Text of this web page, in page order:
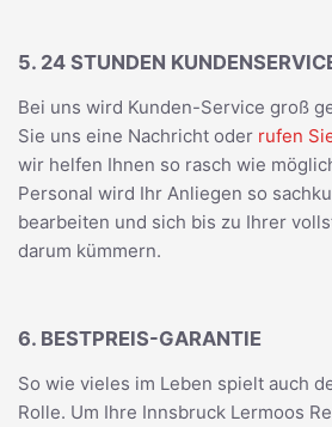
5. 24 STUNDEN
Bei uns wird Kunden-Service groß
Sie uns eine Nachricht oder rufen
wir helfen Ihnen so rasch wie
Personal wird Ihr Anliegen so
bearbeiten und sich bis zu Ihrer
darum kümmern.
6. BESTPREIS-GARANTIE
So wie vieles im Leben spielt auch
Rolle. Um Ihre Innsbruck Lermoos